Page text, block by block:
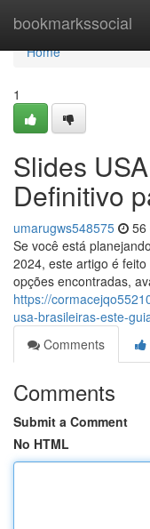
bookmarkssocial
Home
Home
1
Slides
Definitivo
umarugws548575 56
Se você está
2024, este artigo é
opções encontradas,
https://
usa-brasileiras-este-
Comments
Comments
Submit a Comment
No HTML